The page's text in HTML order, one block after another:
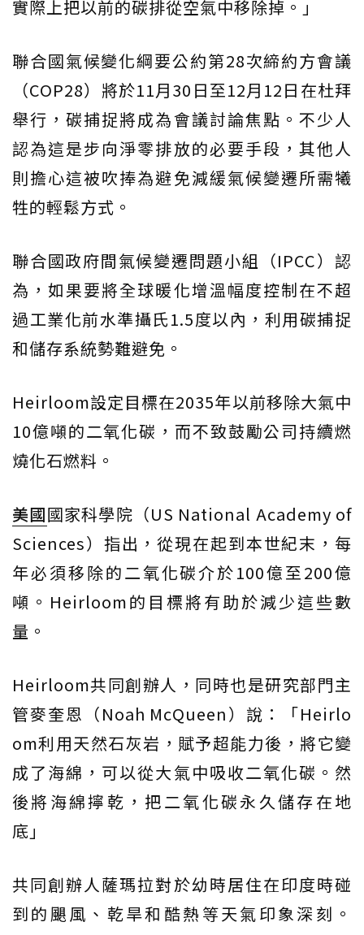
實際上把以前的碳排從空氣中移除掉。」
聯合國氣候變化綱要公約第28次締約方會議
（COP28）將於11月30日至12月12日在杜拜
舉行，碳捕捉將成為會議討論焦點。不少人
認為這是步向淨零排放的必要手段，其他人
則擔心這被吹捧為避免減緩氣候變遷所需犧
牲的輕鬆方式。
聯合國政府間氣候變遷問題小組（IPCC）認
為，如果要將全球暖化增溫幅度控制在不超
過工業化前水準攝氏1.5度以內，利用碳捕捉
和儲存系統勢難避免。
Heirloom設定目標在2035年以前移除大氣中
10億噸的二氧化碳，而不致鼓勵公司持續燃
燒化石燃料。
美國國家科學院（US National Academy of
Sciences）指出，從現在起到本世紀末，每
年必須移除的二氧化碳介於100億至200億
噸。Heirloom的目標將有助於減少這些數
量。
Heirloom共同創辦人，同時也是研究部門主
管麥奎恩（Noah McQueen）說：「Heirlo
om利用天然石灰岩，賦予超能力後，將它變
成了海綿，可以從大氣中吸收二氧化碳。然
後將海綿擰乾，把二氧化碳永久儲存在地
底」
共同創辦人薩瑪拉對於幼時居住在印度時碰
到的颶風、乾旱和酷熱等天氣印象深刻。